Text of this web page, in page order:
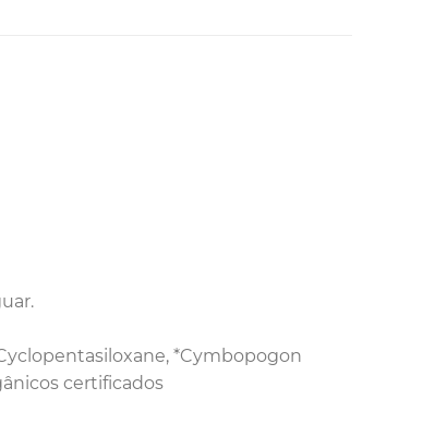
*Cymbopogon
certificados